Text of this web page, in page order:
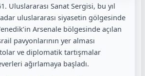
Uluslararası Sanat Sergisi, bu yıl
uluslararası siyasetin gölgesinde
Arsenale bölgesinde açılan
pavyonlarının yer alması
ve diplomatik tartışmalar
ağırlamaya başladı.